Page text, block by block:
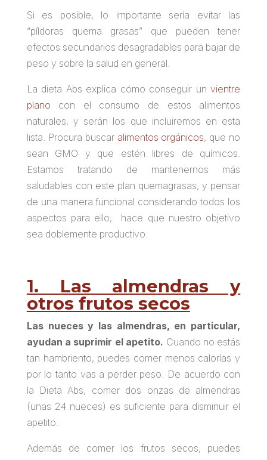
Si es posible, lo importante sería evitar las
“píldoras quema grasas” que pueden tener
efectos secundarios desagradables para bajar de
peso y sobre la salud en general.
La dieta Abs explica cómo conseguir unvientre
plano con el consumo de estos alimentos
naturales, y serán los que incluiremos en esta
lista. Procura buscar alimentos orgánicos, que no
sean GMO y que estén libres de químicos.
Estamos tratando de mantenernos más
saludables con este plan quemagrasas, y pensar
de una manera funcional considerando todos los
aspectos para ello, hace que nuestro objetivo
sea doblemente productivo.
1. Las almendras y
otros frutos secos
Las nueces y las almendras, en particular,
ayudan a suprimir el apetito. Cuando no estás
tan hambriento, puedes comer menos calorías y
por lo tanto vas a perder peso. De acuerdo con
la Dieta Abs, comer dos onzas de almendras
(unas 24 nueces) es suficiente para disminuir el
apetito.
Además de comer los frutos secos, puedes